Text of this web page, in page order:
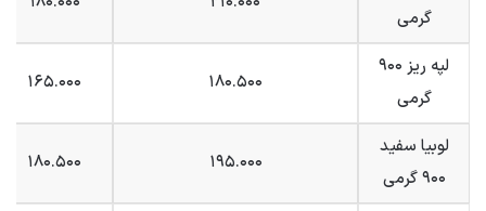
گرمی
لپه ریز ۹۰۰
گرمی
۱۸۰.۵۰۰ ۱۶۵.۰۰۰
لوبیا سفید
۹۰۰ گرمی
۱۹۵.۰۰۰ ۱۸۰.۵۰۰